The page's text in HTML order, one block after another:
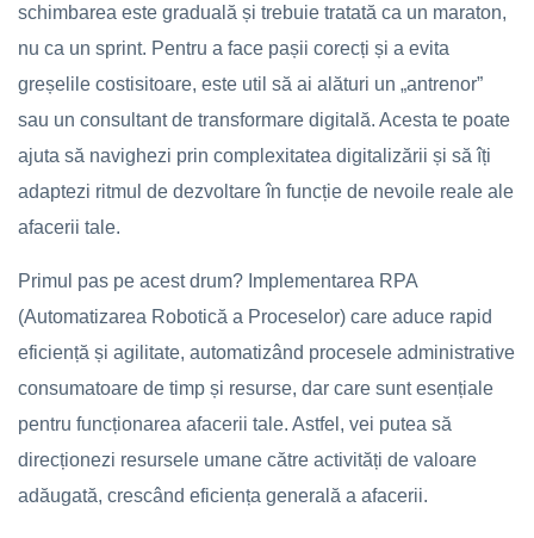
schimbarea este graduală și trebuie tratată ca un maraton,
nu ca un sprint. Pentru a face pașii corecți și a evita
greșelile costisitoare, este util să ai alături un „antrenor”
sau un consultant de transformare digitală. Acesta te poate
ajuta să navighezi prin complexitatea digitalizării și să îți
adaptezi ritmul de dezvoltare în funcție de nevoile reale ale
afacerii tale.
Primul pas pe acest drum? Implementarea RPA
(Automatizarea Robotică a Proceselor) care aduce rapid
eficiență și agilitate, automatizând procesele administrative
consumatoare de timp și resurse, dar care sunt esențiale
pentru funcționarea afacerii tale. Astfel, vei putea să
direcționezi resursele umane către activități de valoare
adăugată, crescând eficiența generală a afacerii.